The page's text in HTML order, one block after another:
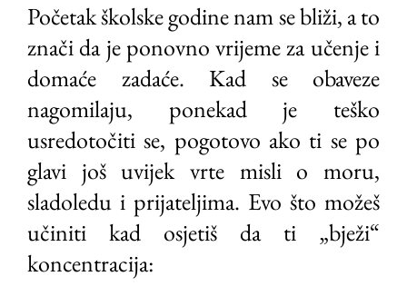
Početak školske godine nam se bliži, a to
znači da je ponovno vrijeme za učenje i
domaće zadaće. Kad se obaveze
nagomilaju, ponekad je teško
usredotočiti se, pogotovo ako ti se po
glavi još uvijek vrte misli o moru,
sladoledu i prijateljima. Evo što možeš
učiniti kad osjetiš da ti „bježi“
koncentracija: